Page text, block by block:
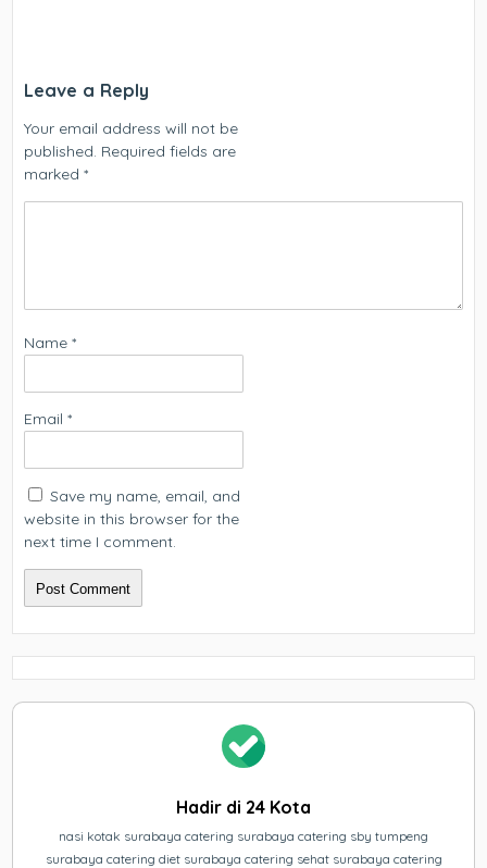
Leave a Reply
Your email address will not be
published. Required fields are
marked*
Name*
Email*
Save my name, email, and
website in this browser for the
next time I comment.
Hadir di 24 Kota
nasi kotak surabaya catering surabaya catering sby tumpeng
surabaya catering diet surabaya catering sehat surabaya catering